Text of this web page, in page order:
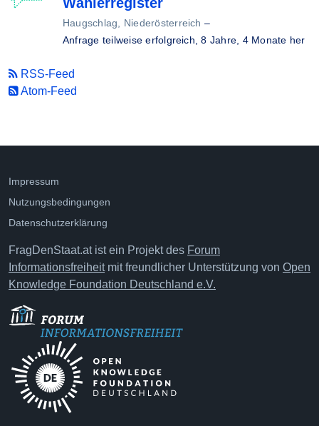
Haugschlag, Niederösterreich –
Anfrage teilweise erfolgreich,8 Jahre, 4 Monate her
RSS-Feed
Atom-Feed
Impressum
Nutzungsbedingungen
Datenschutzerklärung
FragDenStaat.at ist ein Projekt des Forum
Informationsfreiheitmit freundlicher Unterstützung von Open
Knowledge Foundation Deutschland e.V.